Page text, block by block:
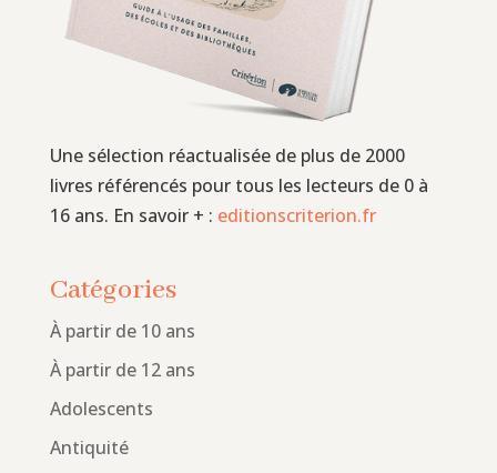
Une sélection réactualisée de plus de 2000
livres référencés pour tous les lecteurs de 0 à
16 ans. En savoir + : editionscriterion.fr
Catégories
À partir de 10 ans
À partir de 12 ans
Adolescents
Antiquité